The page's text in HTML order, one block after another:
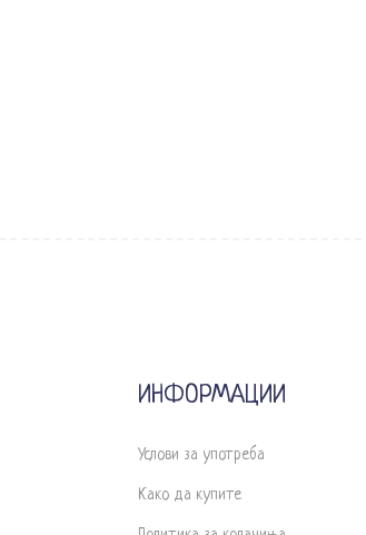
ИНФОРМАЦИИ
Услови за употреба
Како да купите